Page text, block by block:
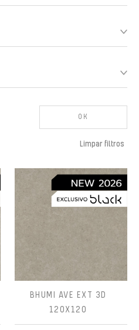
OK
Limpar filtros
BHUMI AVE EXT 3D
120X120